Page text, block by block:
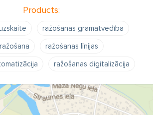
Products:
ražošanas gramatvedība
ražošanas līnijas
ražošanas digitalizācija